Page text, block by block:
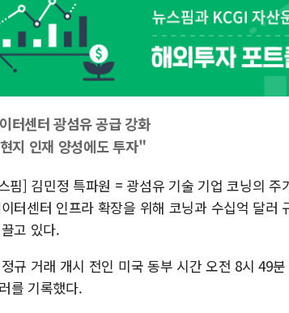
터센터 광섬유 공급 강화
지 인재 양성에도 투자"
핌] 김민정 특파원 = 광섬유 기술 기업 코닝의
터센터 인프라 확장을 위해 코닝과 수십억 달러
고 있다.
규 거래 개시 전인 미국 동부 시간 오전 8시 49
를 기록했다.